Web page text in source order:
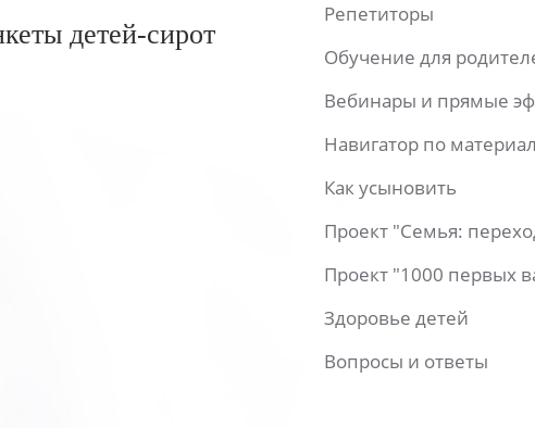
детей-сирот
Репетиторы
Обучение для
Вебинары и прямые
Навигатор по
Как усыновить
Проект "Семья:
Проект "1000 первых
Здоровье детей
Вопросы и ответы